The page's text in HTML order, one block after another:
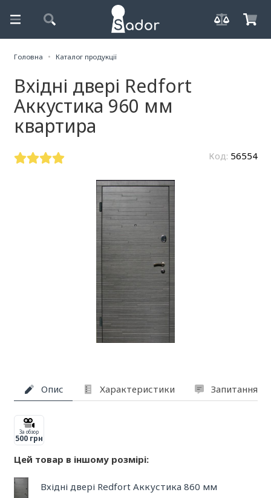
Головна Каталог продукції
Вхідні двері Redfort
Аккустика 960 мм
квартира
Код: 56554
Опис Характеристики Запитання
За обзор
500 грн
Цей товар в іншому розмірі:
Вхідні двері Redfort Аккустика 860 мм